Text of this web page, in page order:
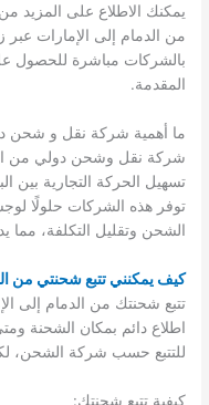
يمكنك الاطلاع على المزيد
من الدمام إلى الإمارات عبر
بالشركات مباشرة للحصول
المقدمة.
ما أهمية شركة نقل و شحن
شركة نقل وشحن دولي من
تسهيل الحركة التجارية بين
توفر هذه الشركات حلولًا
الشحن وتقليل التكلفة، مما
كيف يمكنني تتبع شحنتي من
تتبع شحنتك من الدمام إلى
اطلاع دائم بمكان الشحنة
للتتبع حسب شركة الشحن،
كيفية تتبع شحنتك: